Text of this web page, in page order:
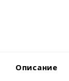
Описание